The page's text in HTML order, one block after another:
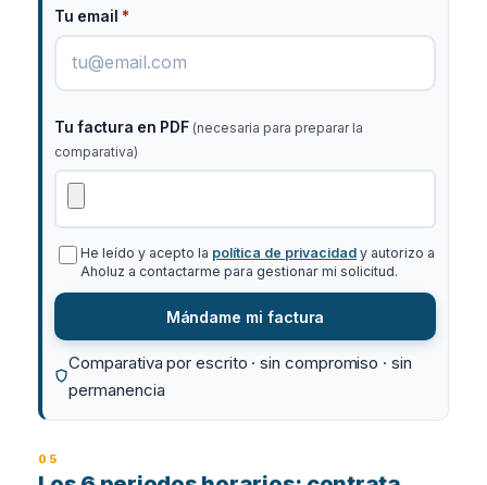
Tu email *
Tu factura en PDF (necesaria para preparar la
comparativa)
He leído y acepto la política de privacidad y autorizo a
Aholuz a contactarme para gestionar mi solicitud.
Mándame mi factura
Comparativa por escrito · sin compromiso · sin
permanencia